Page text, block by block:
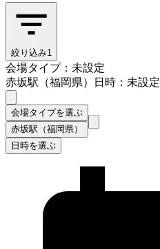
絞り込み1
会場タイプ：未設定
赤坂駅（福岡県）
日時：未設定
会場タイプを選ぶ
赤坂駅（福岡県）
日時を選ぶ